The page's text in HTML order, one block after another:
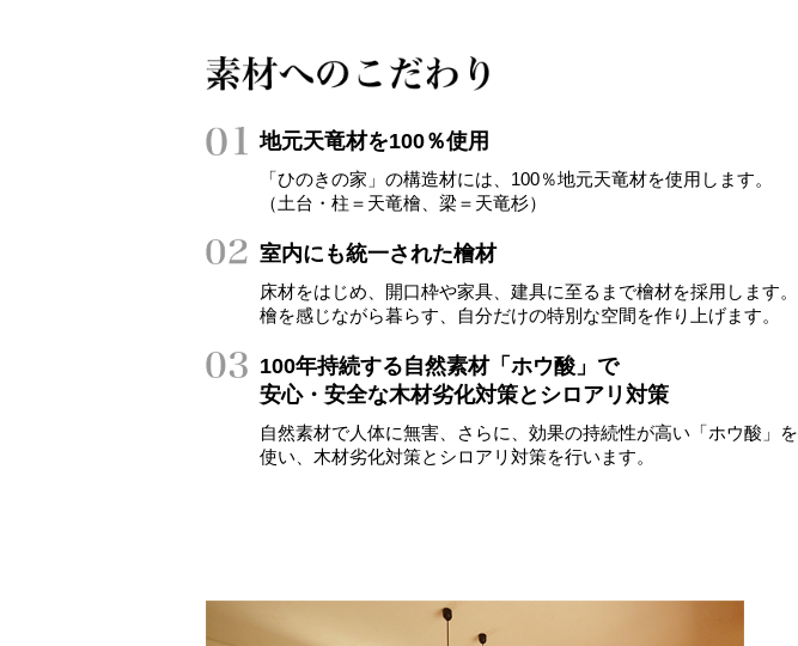
地元天竜材を100％使用
「ひのきの家」の構造材には、100％地元天竜材を使用します。
（土台・柱＝天竜檜、梁＝天竜杉）
室内にも統一された檜材
床材をはじめ、開口枠や家具、建具に至るまで檜材を採用します。
檜を感じながら暮らす、自分だけの特別な空間を作り上げます。
100年持続する自然素材「ホウ酸」で
安心・安全な木材劣化対策とシロアリ対策
自然素材で人体に無害、さらに、効果の持続性が高い「ホウ酸」を
使い、木材劣化対策とシロアリ対策を行います。